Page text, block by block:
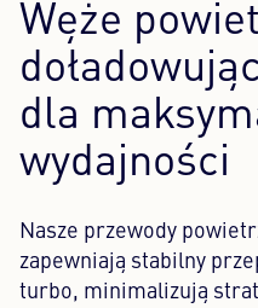
Węże
dla
wydajności
Nasze przewody
zapewniają stabilny
turbo, minimalizują